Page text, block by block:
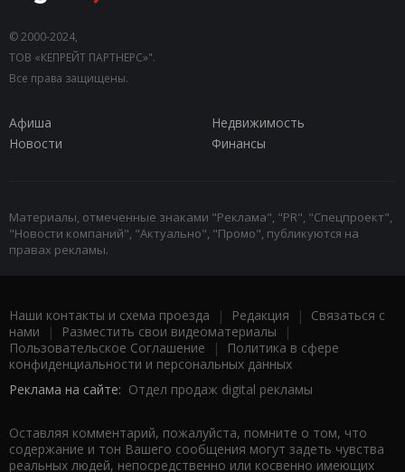
© 2000-2024,
ТОВ «КЕПРЕЙТ ПАРТНЕРС»".
Все права защищены.
Афиша
Недвижимость
Новости
Финансы
Материалы, отмеченные знаками "Реклама", "PR", "Спецпроект",
"Новости компаний", "Актуально", "Промо", публикуются на
правах рекламы.
Наши контакты и схема проезда | Редакция | Связаться с
нами | Разместить свои видеоматериалы |
Пользовательское Соглашение |
Политика в сфере
конфиденциальности и персональных данных
Реклама на сайте: Отдел продаж digital рекламы
Оставляя комментарий, пожалуйста, помните о том, что
содержание и тон Вашего сообщения могут задеть чувства
реальных людей, непосредственно или косвенно имеющих